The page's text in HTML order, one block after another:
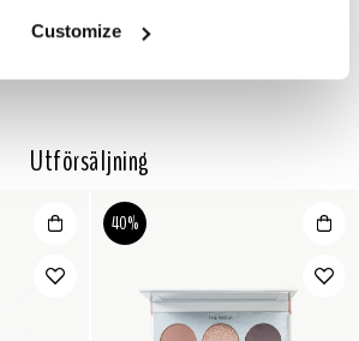
Customize
Utförsäljning
40%